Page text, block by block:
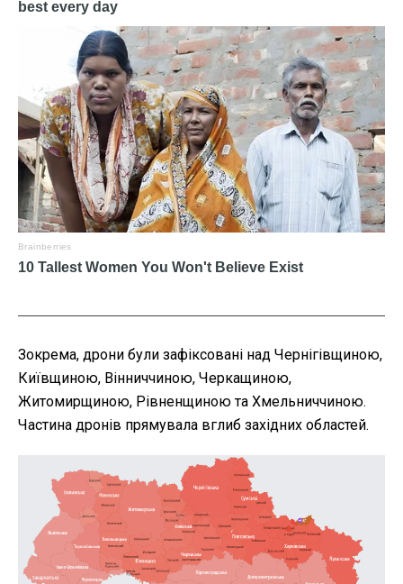
Зокрема, дрони були зафіксовані над Чернігівщиною,
Київщиною, Вінниччиною, Черкащиною,
Житомирщиною, Рівненщиною та Хмельниччиною.
Частина дронів прямувала вглиб західних областей.